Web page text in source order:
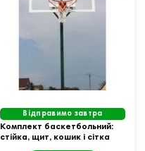
Відправимо завтра
Комплект баскетбольний:
стійка, щит, кошик і сітка